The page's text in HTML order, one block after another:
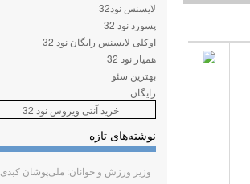
لایسنس نود32
پسورد نود 32
اوکلی لایسنس رایگان نود 32
همیار نود 32
بهترین سئو
رایگان
خرید آنتی ویروس نود 32
نوشته‌های تازه
وزیر ورزش و جوانان: ملی‌پوشان کبدی